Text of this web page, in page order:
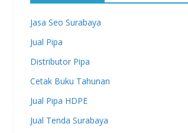
Jasa Seo Surabaya
Jual Pipa
Distributor Pipa
Cetak Buku Tahunan
Jual Pipa HDPE
Jual Tenda Surabaya